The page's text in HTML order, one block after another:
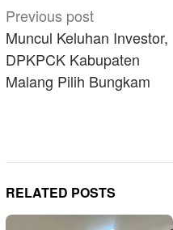
Post
navigation
Previous post
Muncul Keluhan Investor,
DPKPCK Kabupaten
Malang Pilih Bungkam
RELATED POSTS